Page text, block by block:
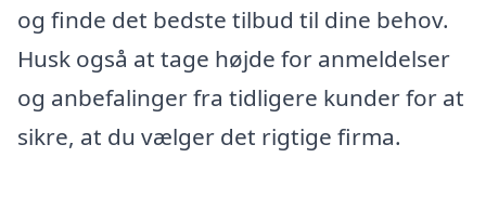
og finde det bedste tilbud til dine behov.
Husk også at tage højde for anmeldelser
og anbefalinger fra tidligere kunder for at
sikre, at du vælger det rigtige firma.